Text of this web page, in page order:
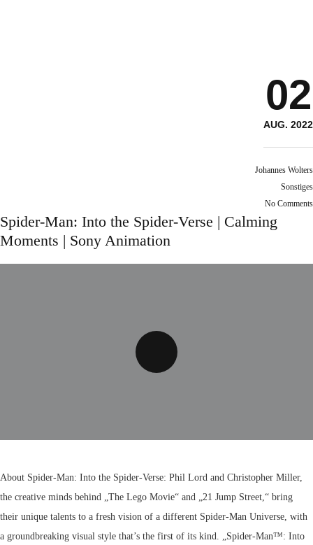
02
AUG. 2022
Johannes Wolters
Sonstiges
No Comments
Spider-Man: Into the Spider-Verse | Calming
Moments | Sony Animation
About Spider-Man: Into the Spider-Verse: Phil Lord and Christopher Miller,
the creative minds behind „The Lego Movie“ and „21 Jump Street,“ bring
their unique talents to a fresh vision of a different Spider-Man Universe, with
a groundbreaking visual style that’s the first of its kind. „Spider-Man™: Into